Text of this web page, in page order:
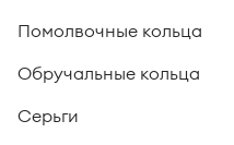
Помолвочные кольца
Обручальные кольца
Серьги